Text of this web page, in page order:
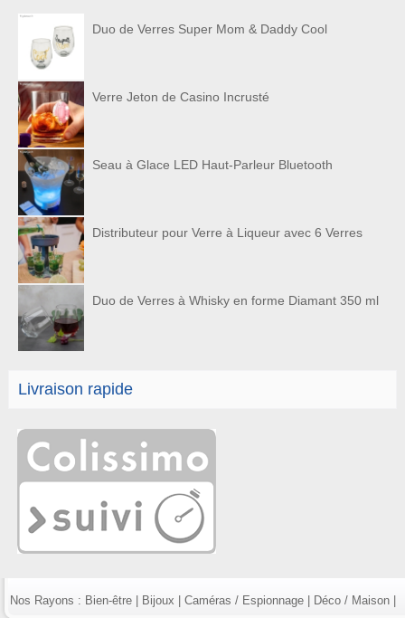
Duo de Verres Super Mom & Daddy Cool
Verre Jeton de Casino Incrusté
Seau à Glace LED Haut-Parleur Bluetooth
Distributeur pour Verre à Liqueur avec 6 Verres
Duo de Verres à Whisky en forme Diamant 350 ml
Livraison rapide
Nos Rayons : Bien-être| Bijoux Caméras / Espionnage| Déco / Maison|